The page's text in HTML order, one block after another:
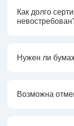
Как долго
Нужен ли
Возможна